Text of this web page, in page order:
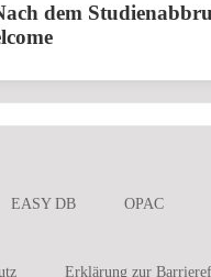
dem
EASY DB OPAC
Erklärung zur